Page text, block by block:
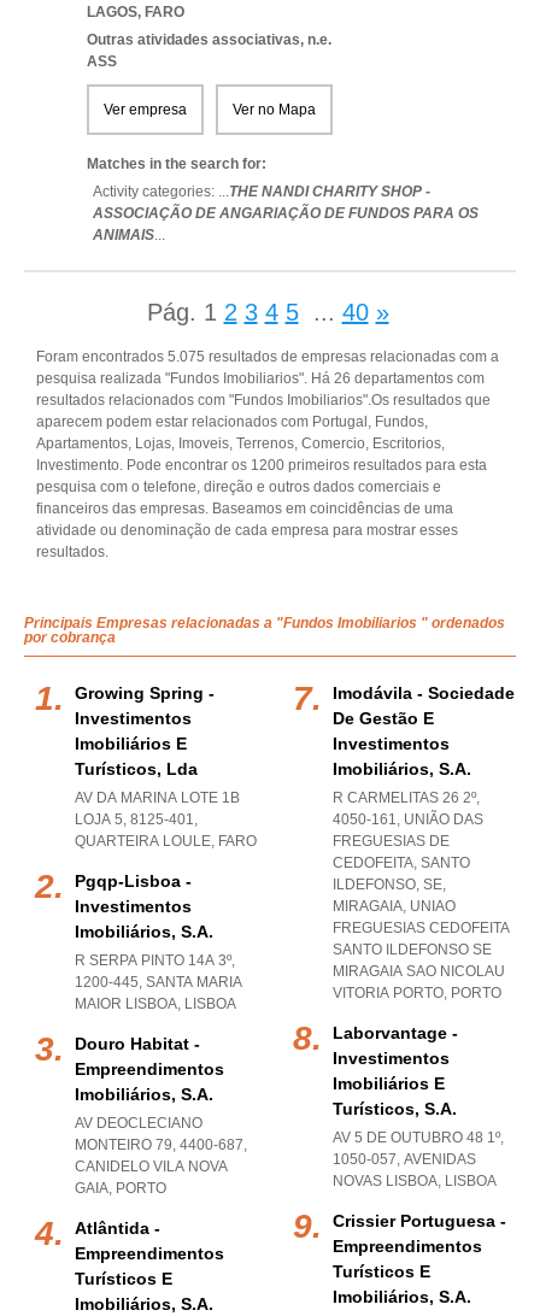
LAGOS, FARO
Outras atividades associativas, n.e.
ASS
Ver empresa Ver no Mapa
Matches in the search for:
Activity categories: ...THE NANDI CHARITY SHOP -
ASSOCIAÇÃO DE ANGARIAÇÃO DE FUNDOS PARA OS
ANIMAIS...
Pág. 1 2 3 4 5 ... 40 »
Foram encontrados 5.075 resultados de empresas relacionadas com a
pesquisa realizada "Fundos Imobiliarios". Há 26 departamentos com
resultados relacionados com "Fundos Imobiliarios".Os resultados que
aparecem podem estar relacionados com Portugal, Fundos,
Apartamentos, Lojas, Imoveis, Terrenos, Comercio, Escritorios,
Investimento. Pode encontrar os 1200 primeiros resultados para esta
pesquisa com o telefone, direção e outros dados comerciais e
financeiros das empresas. Baseamos em coincidências de uma
atividade ou denominação de cada empresa para mostrar esses
resultados.
Principais Empresas relacionadas a "Fundos Imobiliarios " ordenados
por cobrança
Growing Spring -
Investimentos
Imobiliários E
Turísticos, Lda
AV DA MARINA LOTE 1B
LOJA 5, 8125-401,
QUARTEIRA LOULE, FARO
Pgqp-Lisboa -
Investimentos
Imobiliários, S.a.
R SERPA PINTO 14A 3º,
1200-445, SANTA MARIA
MAIOR LISBOA, LISBOA
Douro Habitat -
Empreendimentos
Imobiliários, S.a.
AV DEOCLECIANO
MONTEIRO 79, 4400-687,
CANIDELO VILA NOVA
GAIA, PORTO
Atlântida -
Empreendimentos
Turísticos E
Imobiliários, S.a.
Imodávila - Sociedade
De Gestão E
Investimentos
Imobiliários, S.a.
R CARMELITAS 26 2º,
4050-161, UNIÃO DAS
FREGUESIAS DE
CEDOFEITA, SANTO
ILDEFONSO, SE,
MIRAGAIA, UNIAO
FREGUESIAS CEDOFEITA
SANTO ILDEFONSO SE
MIRAGAIA SAO NICOLAU
VITORIA PORTO, PORTO
Laborvantage -
Investimentos
Imobiliários E
Turísticos, S.a.
AV 5 DE OUTUBRO 48 1º,
1050-057, AVENIDAS
NOVAS LISBOA, LISBOA
Crissier Portuguesa -
Empreendimentos
Turísticos E
Imobiliários, S.a.